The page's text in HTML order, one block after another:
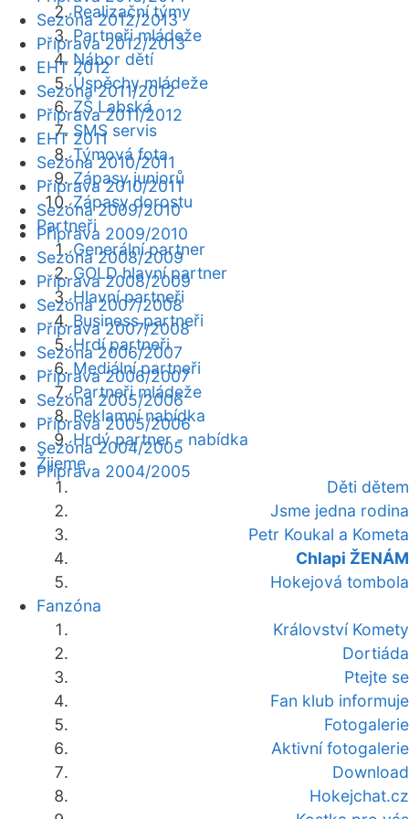
Realizační týmy
Partneři mládeže
Nábor dětí
Úspěchy mládeže
ZŠ Labská
SMS servis
Týmová fota
Zápasy juniorů
Zápasy dorostu
Partneři
Generální partner
GOLD hlavní partner
Hlavní partneři
Business partneři
Hrdí partneři
Mediální partneři
Partneři mládeže
Reklamní nabídka
Hrdý partner - nabídka
Žijeme
Děti dětem
Jsme jedna rodina
Petr Koukal a Kometa
Chlapi ŽENÁM
Hokejová tombola
Fanzóna
Království Komety
Dortiáda
Ptejte se
Fan klub informuje
Fotogalerie
Aktivní fotogalerie
Download
Hokejchat.cz
Sezóna 2012/2013
Příprava 2012/2013
EHT 2012
Sezóna 2011/2012
Příprava 2011/2012
EHT 2011
Sezóna 2010/2011
Příprava 2010/2011
Sezóna 2009/2010
Příprava 2009/2010
Sezóna 2008/2009
Příprava 2008/2009
Sezóna 2007/2008
Příprava 2007/2008
Sezóna 2006/2007
Příprava 2006/2007
Sezóna 2005/2006
Příprava 2005/2006
Sezóna 2004/2005
Příprava 2004/2005